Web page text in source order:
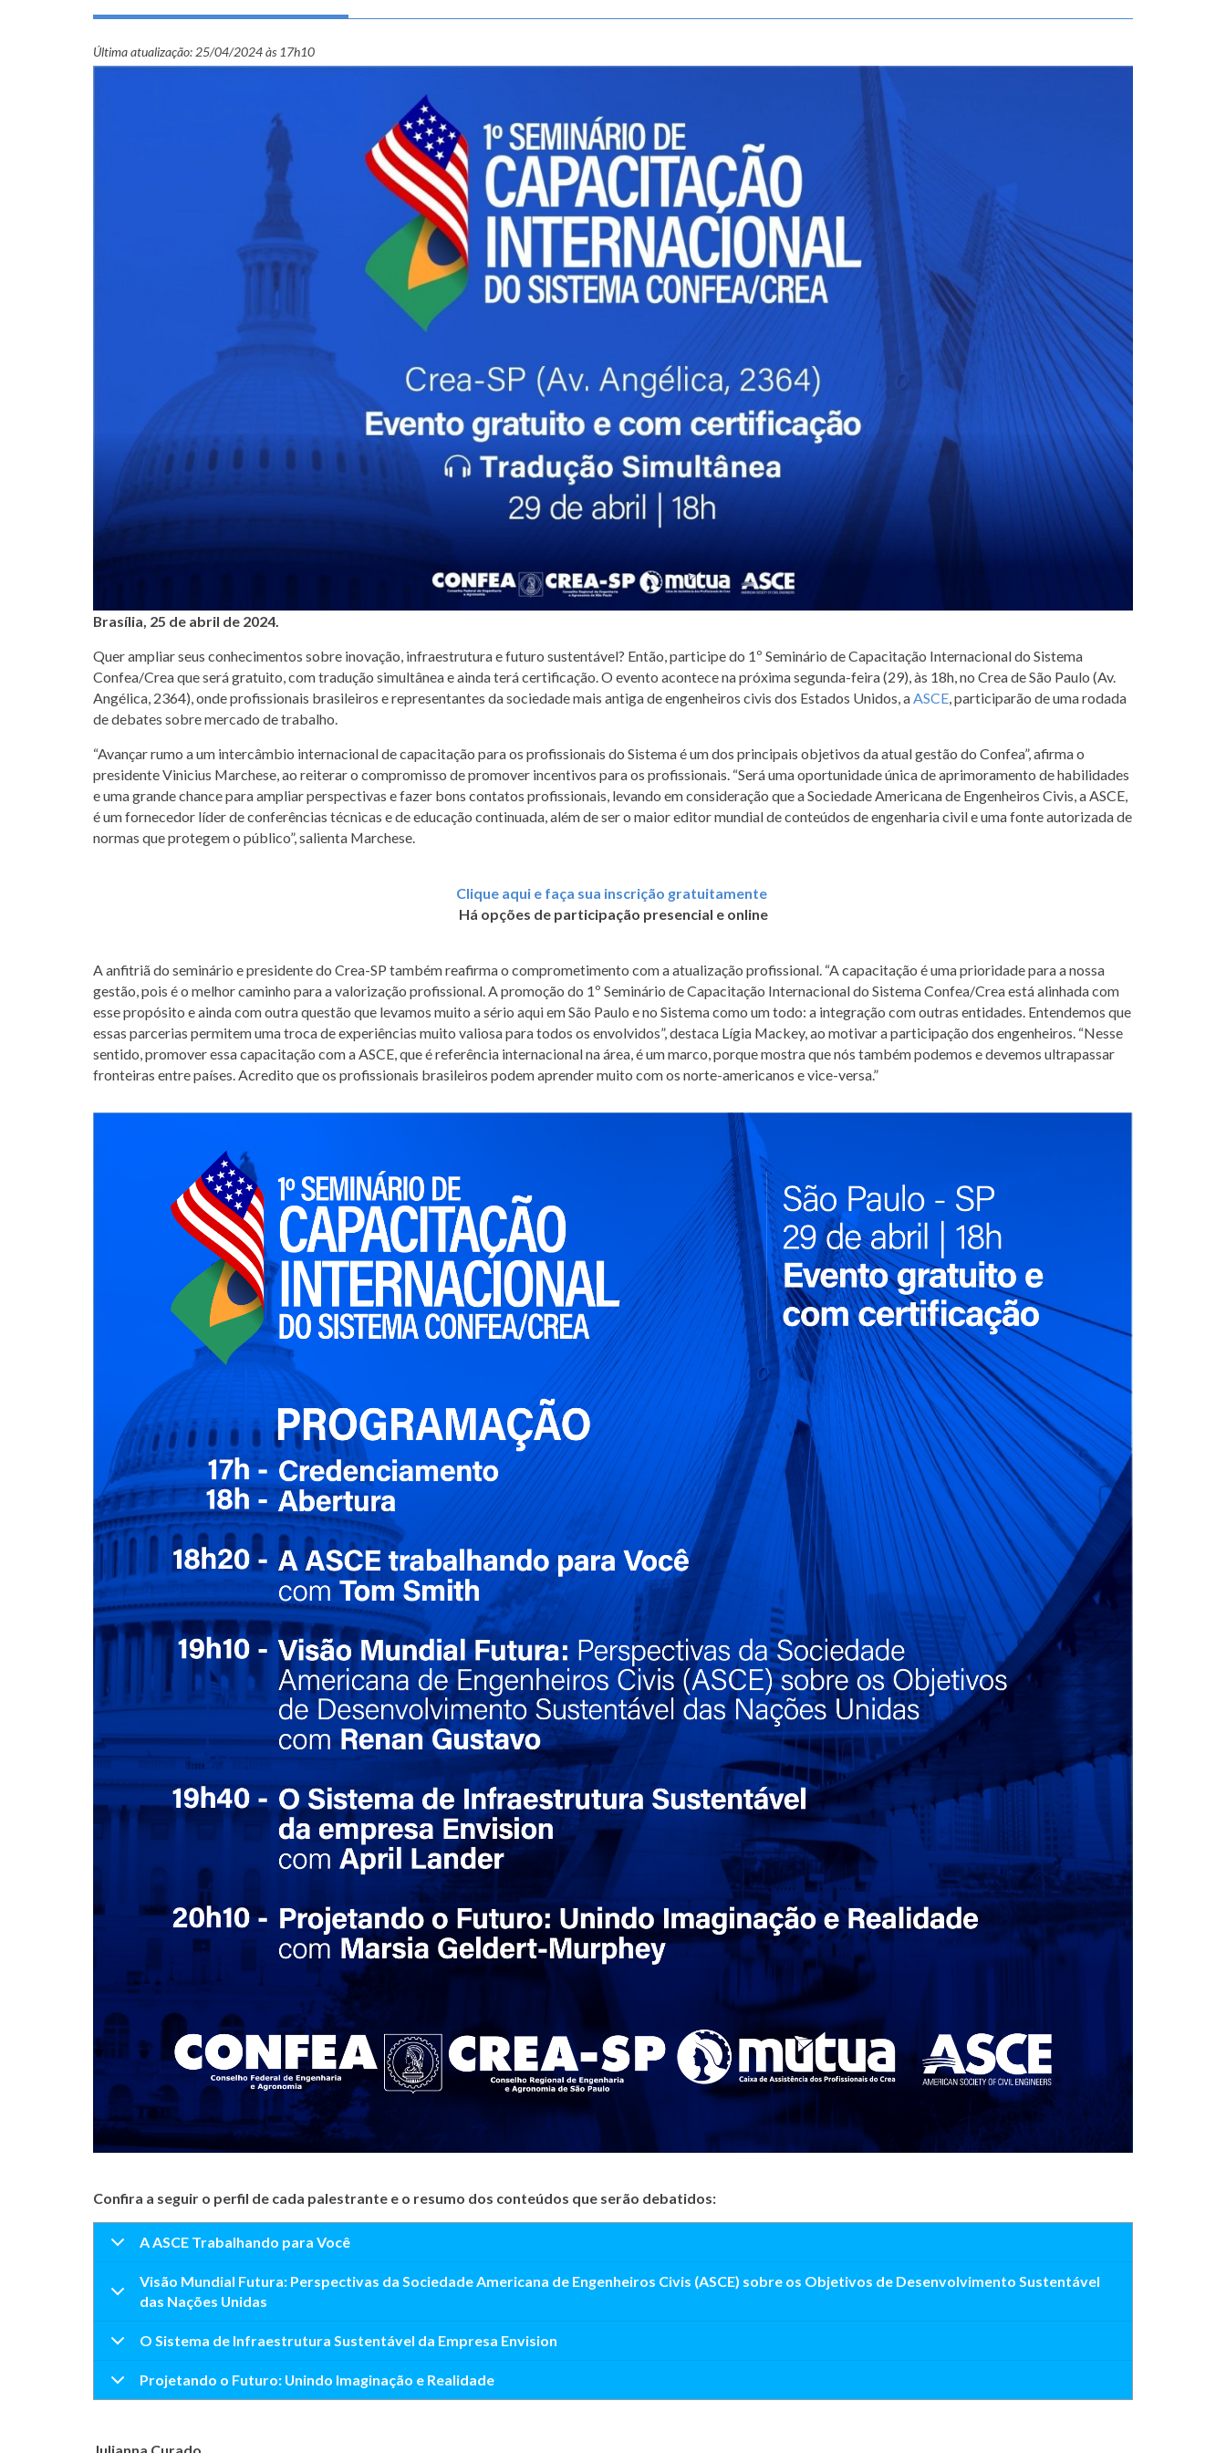
Última atualização: 25/04/2024 às 17h10
Brasília, 25 de abril de 2024.
Quer ampliar seus conhecimentos sobre inovação, infraestrutura e futuro sustentável? Então, participe do 1º Seminário de Capacitação Internacional do Sistema
Confea/Crea que será gratuito, com tradução simultânea e ainda terá certificação. O evento acontece na próxima segunda-feira (29), às 18h, no Crea de São Paulo (Av.
Angélica, 2364), onde profissionais brasileiros e representantes da sociedade mais antiga de engenheiros civis dos Estados Unidos, aASCE, participarão de uma rodada
de debates sobre mercado de trabalho.
“Avançar rumo a um intercâmbio internacional de capacitação para os profissionais do Sistema é um dos principais objetivos da atual gestão do Confea”, afirma o
presidente Vinicius Marchese, ao reiterar o compromisso de promover incentivos para os profissionais. “Será uma oportunidade única de aprimoramento de habilidades
e uma grande chance para ampliar perspectivas e fazer bons contatos profissionais, levando em consideração que a Sociedade Americana de Engenheiros Civis, a ASCE,
é um fornecedor líder de conferências técnicas e de educação continuada, além de ser o maior editor mundial de conteúdos de engenharia civil e uma fonte autorizada de
normas que protegem o público”, salienta Marchese.
Clique aqui e faça sua inscrição gratuitamente
Há opções de participação presencial e online
A anfitriã do seminário e presidente do Crea-SP também reafirma o comprometimento com a atualização profissional. “A capacitação é uma prioridade para a nossa
gestão, pois é o melhor caminho para a valorização profissional. A promoção do 1º Seminário de Capacitação Internacional do Sistema Confea/Crea está alinhada com
esse propósito e ainda com outra questão que levamos muito a sério aqui em São Paulo e no Sistema como um todo: a integração com outras entidades. Entendemos que
essas parcerias permitem uma troca de experiências muito valiosa para todos os envolvidos”, destaca Lígia Mackey, ao motivar a participação dos engenheiros. “Nesse
sentido, promover essa capacitação com a ASCE, que é referência internacional na área, é um marco, porque mostra que nós também podemos e devemos ultrapassar
fronteiras entre países. Acredito que os profissionais brasileiros podem aprender muito com os norte-americanos e vice-versa.”
Confira a seguir o perfil de cada palestrante e o resumo dos conteúdos que serão debatidos:
A ASCE Trabalhando para Você
Visão Mundial Futura: Perspectivas da Sociedade Americana de Engenheiros Civis (ASCE) sobre os Objetivos de Desenvolvimento Sustentável
das Nações Unidas
O Sistema de Infraestrutura Sustentável da Empresa Envision
Projetando o Futuro: Unindo Imaginação e Realidade